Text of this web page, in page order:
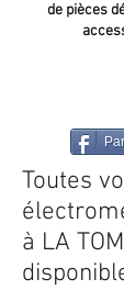
de pièces
Toutes
à LA